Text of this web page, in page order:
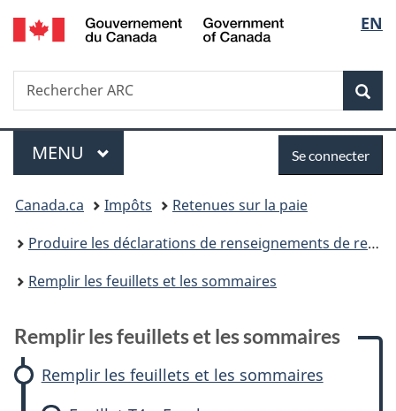
Passer
au
Passer
à
feuillets
Passer
à
du
Passer
à
simplifiée
de
la
EN
Recherche
Rechercher
ARC
Menu
MENU PRINCIPAL
connecter
Se connecter
Vous
êtes
ici :
Canada.ca Impôts
Retenues sur la paie
Produire les déclarations de renseignements de retenues sur la paie (feuillets et sommaires)
Remplir les feuillets et les sommaires
Remplir les feuillets et les sommaires
Remplir les feuillets et les sommaires